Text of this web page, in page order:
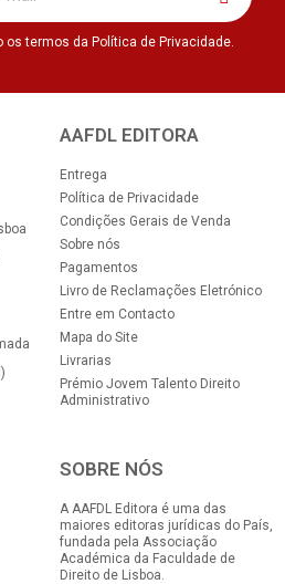
os termos da Política de Privacidade.
AAFDL EDITORA
Entrega
Política de Privacidade
Condições Gerais de Venda
Sobre nós
Pagamentos
Livro de Reclamações Eletrónico
Entre em Contacto
Mapa do Site
Livrarias
Prémio Jovem Talento Direito
Administrativo
SOBRE NÓS
A AAFDL Editora é uma das
maiores editoras jurídicas do País,
fundada pela Associação
Académica da Faculdade de
Direito de Lisboa.